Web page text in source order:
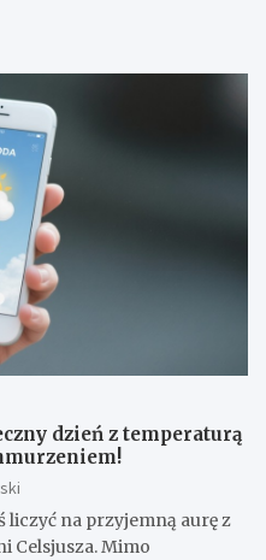
dzień z temperaturą
liczyć na przyjemną aurę z
Celsjusza. Mimo